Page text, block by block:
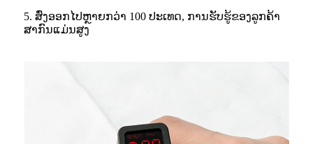
5. ສົ່ງອອກໄປຫຼາຍກວ່າ 100 ປະເທດ, ການຮັບຮູ້ຂອງລູກຄ້າ
ສາກົນແມ່ນສູງ